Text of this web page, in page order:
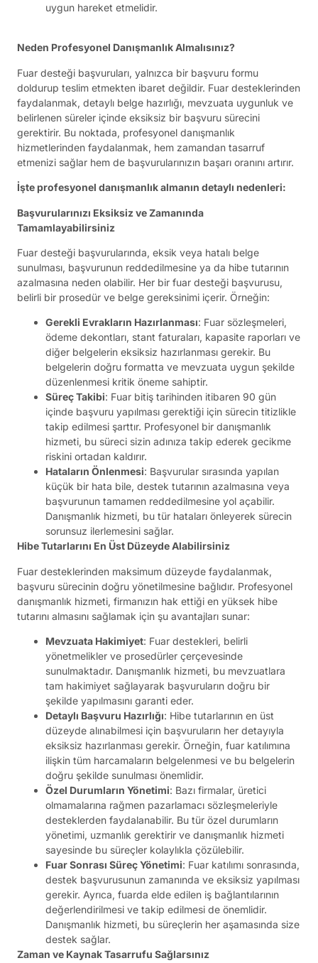
uygun hareket etmelidir.
Neden Profesyonel Danışmanlık Almalısınız?
Fuar desteği başvuruları, yalnızca bir başvuru formu
doldurup teslim etmekten ibaret değildir. Fuar desteklerinden
faydalanmak, detaylı belge hazırlığı, mevzuata uygunluk ve
belirlenen süreler içinde eksiksiz bir başvuru sürecini
gerektirir. Bu noktada, profesyonel danışmanlık
hizmetlerinden faydalanmak, hem zamandan tasarruf
etmenizi sağlar hem de başvurularınızın başarı oranını artırır.
İşte profesyonel danışmanlık almanın detaylı nedenleri:
Başvurularınızı Eksiksiz ve Zamanında
Tamamlayabilirsiniz
Fuar desteği başvurularında, eksik veya hatalı belge
sunulması, başvurunun reddedilmesine ya da hibe tutarının
azalmasına neden olabilir. Her bir fuar desteği başvurusu,
belirli bir prosedür ve belge gereksinimi içerir. Örneğin:
Gerekli Evrakların Hazırlanması: Fuar sözleşmeleri,
ödeme dekontları, stant faturaları, kapasite raporları ve
diğer belgelerin eksiksiz hazırlanması gerekir. Bu
belgelerin doğru formatta ve mevzuata uygun şekilde
düzenlenmesi kritik öneme sahiptir.
Süreç Takibi: Fuar bitiş tarihinden itibaren 90 gün
içinde başvuru yapılması gerektiği için sürecin titizlikle
takip edilmesi şarttır. Profesyonel bir danışmanlık
hizmeti, bu süreci sizin adınıza takip ederek gecikme
riskini ortadan kaldırır.
Hataların Önlenmesi: Başvurular sırasında yapılan
küçük bir hata bile, destek tutarının azalmasına veya
başvurunun tamamen reddedilmesine yol açabilir.
Danışmanlık hizmeti, bu tür hataları önleyerek sürecin
sorunsuz ilerlemesini sağlar.
Hibe Tutarlarını En Üst Düzeyde Alabilirsiniz
Fuar desteklerinden maksimum düzeyde faydalanmak,
başvuru sürecinin doğru yönetilmesine bağlıdır. Profesyonel
danışmanlık hizmeti, firmanızın hak ettiği en yüksek hibe
tutarını almasını sağlamak için şu avantajları sunar:
Mevzuata Hakimiyet: Fuar destekleri, belirli
yönetmelikler ve prosedürler çerçevesinde
sunulmaktadır. Danışmanlık hizmeti, bu mevzuatlara
tam hakimiyet sağlayarak başvuruların doğru bir
şekilde yapılmasını garanti eder.
Detaylı Başvuru Hazırlığı: Hibe tutarlarının en üst
düzeyde alınabilmesi için başvuruların her detayıyla
eksiksiz hazırlanması gerekir. Örneğin, fuar katılımına
ilişkin tüm harcamaların belgelenmesi ve bu belgelerin
doğru şekilde sunulması önemlidir.
Özel Durumların Yönetimi: Bazı firmalar, üretici
olmamalarına rağmen pazarlamacı sözleşmeleriyle
desteklerden faydalanabilir. Bu tür özel durumların
yönetimi, uzmanlık gerektirir ve danışmanlık hizmeti
sayesinde bu süreçler kolaylıkla çözülebilir.
Fuar Sonrası Süreç Yönetimi: Fuar katılımı sonrasında,
destek başvurusunun zamanında ve eksiksiz yapılması
gerekir. Ayrıca, fuarda elde edilen iş bağlantılarının
değerlendirilmesi ve takip edilmesi de önemlidir.
Danışmanlık hizmeti, bu süreçlerin her aşamasında size
destek sağlar.
Zaman ve Kaynak Tasarrufu Sağlarsınız